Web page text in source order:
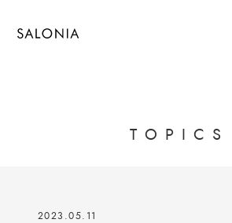
T O P I C S
2023.05.11